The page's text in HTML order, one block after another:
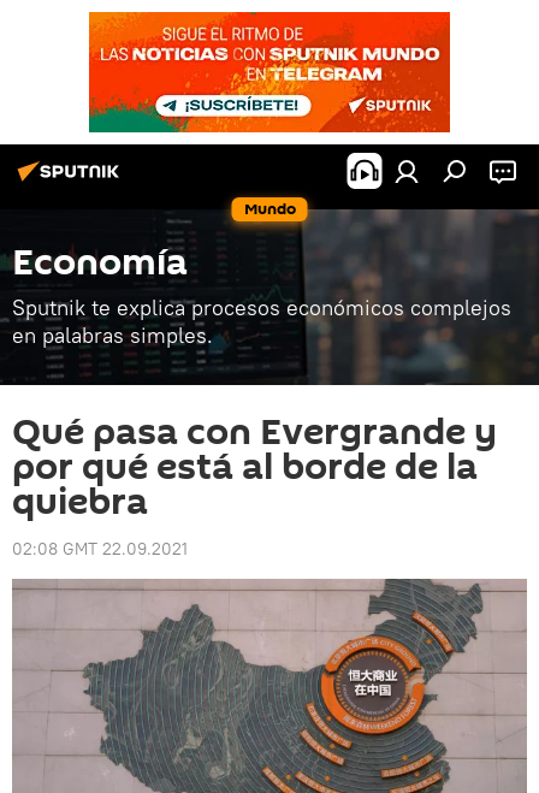
Mundo
Economía
Sputnik te explica procesos económicos complejos
en palabras simples.
Qué pasa con Evergrande y
por qué está al borde de la
quiebra
02:08 GMT 22.09.2021